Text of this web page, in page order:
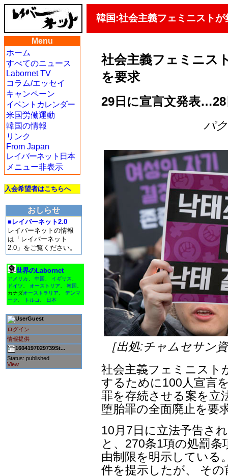
韓国:社会主義フェミニスト
Menu
ホーム
すべてのニュース
Labornet TV
コラム/エッセイ
キャンペーン
イベントカレンダー
米国労働運動
韓国の情報
リンク
From Japan
レイバーネット日本
メニュー非表示
入会希望者はこちらへ
おしらせ
■レイバーネット2.0
レイバーネットの情報
は「レイバーネット
2.0」をご覧ください。
世界のLabornet
アメリカ 中国 イギリス
ドイツ
オーストリア 韓国
カナダオーストラリア
デンマ
ーク
トルコ 日本
Guest
ログイン
情報提供
1604197029739St...
Status: published
View
社会主義フェミニス
を要求
29日に宣言文発表
パ
［出処:チャムセサン
社会主義フェミニスト
するために100人宣言
罪を存続させる案を立
堕胎罪の全面廃止を要
10月7日に立法予告さ
と、270条1項の処罰
由制限を明示している
件を提示したが、 そ